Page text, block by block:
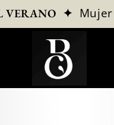
VERANO ✦ Mujer